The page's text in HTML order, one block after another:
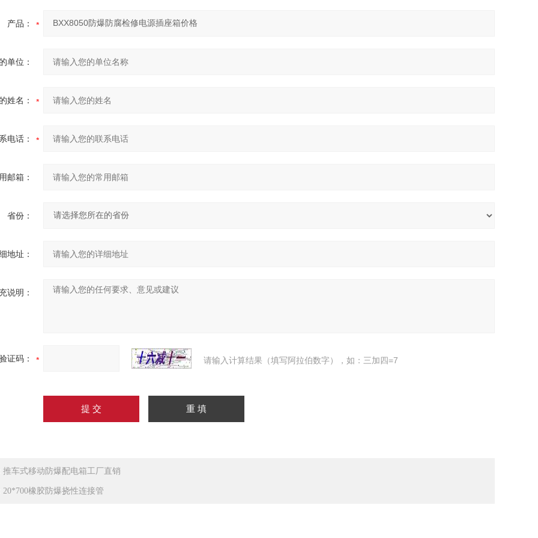
产品：
单位：
姓名：
电话：
邮箱：
省份：
地址：
说明：
证码： 请输入计算结果（填写阿拉伯数字），如：三加四=7
推车式移动防爆配电箱工厂直销
20*700橡胶防爆挠性连接管